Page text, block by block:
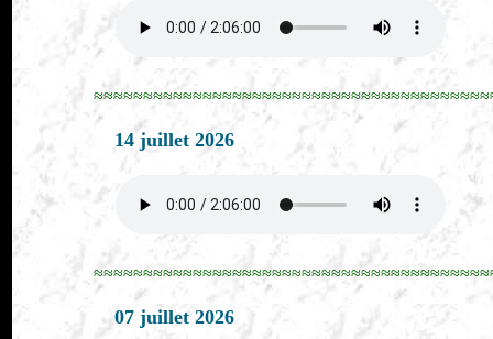
14 juillet 2026
07 juillet 2026